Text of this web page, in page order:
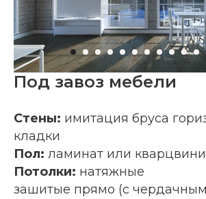
Под завоз мебели
Стены: имитация бруса
кладки
Пол: ламинат или
Потолки: натяжные
зашитые прямо (с чердачным